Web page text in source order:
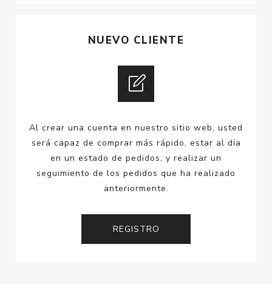
NUEVO CLIENTE
Al crear una cuenta en nuestro sitio web, usted
será capaz de comprar más rápido, estar al día
en un estado de pedidos, y realizar un
seguimiento de los pedidos que ha realizado
anteriormente.